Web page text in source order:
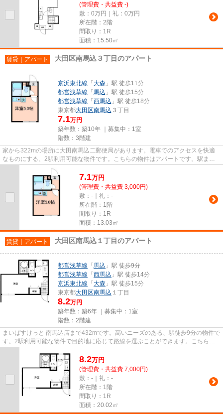
(管理費・共益費 -)
敷：0万円｜礼：0万円
所在階：2階
間取り：1R
面積：15.50㎡
賃貸｜アパート 大田区南馬込３丁目のアパート
京浜東北線 「 大森 」駅 徒歩11分
都営浅草線 「 馬込 」駅 徒歩15分
都営浅草線 「 西馬込 」駅 徒歩18分
東京都大田区南馬込 ３丁目
7.1万円
築年数：築10年 ｜募集中： 1室
階数：3階建
家から322mの場所に大田南馬込二郵便局があります。電車でのアクセスを快適
なものにする、2駅利用可能な物件です。こちらの物件はアパートです。駅まで
徒歩11分と、立地が魅力的な物件...
7.1万円
(管理費・共益費 3,000円)
敷：-｜礼：-
所在階：1階
間取り：1R
面積：13.03㎡
賃貸｜アパート 大田区南馬込１丁目のアパート
都営浅草線 「 馬込 」駅 徒歩9分
都営浅草線 「 西馬込 」駅 徒歩14分
京浜東北線 「 大森 」駅 徒歩15分
東京都大田区南馬込 １丁目
8.2万円
築年数：築6年 ｜募集中： 1室
階数：2階建
まいばすけっと 南馬込店まで432mです。高いニーズのある、駅徒歩9分の物件で
す。2駅利用可能な物件で目的地に応じて路線を選ぶことができます。こちらの
8.2万円
(管理費・共益費 7,000円)
敷：-｜礼：-
所在階：1階
間取り：1R
面積：20.02㎡